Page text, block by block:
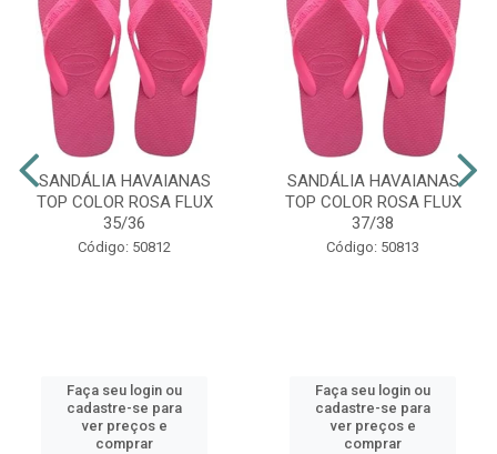
SANDÁLIA HAVAIANAS
TOP COLOR ROSA FLUX
35/36
Código: 50812
Faça seu login ou
cadastre-se para
ver preços e
comprar
SANDÁLIA HAVAIANAS
TOP COLOR ROSA FLUX
37/38
Código: 50813
Faça seu login ou
cadastre-se para
ver preços e
comprar